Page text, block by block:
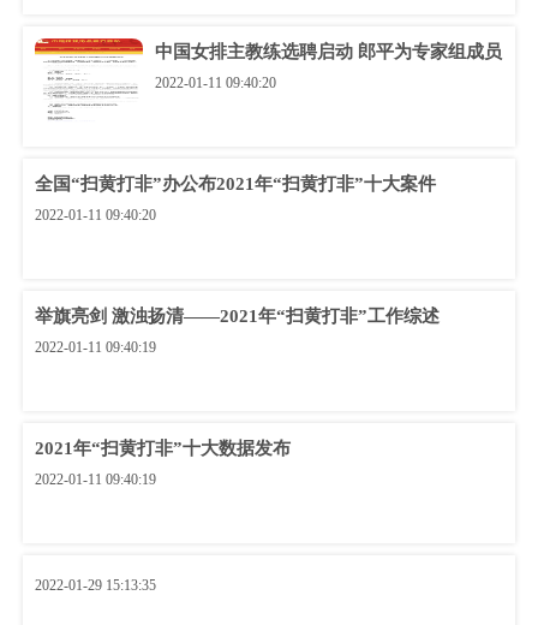
中国女排主教练选聘启动 郎平为专家组成员
2022-01-11 09:40:20
全国“扫黄打非”办公布2021年“扫黄打非”十大案件
2022-01-11 09:40:20
举旗亮剑 激浊扬清——2021年“扫黄打非”工作综述
2022-01-11 09:40:19
2021年“扫黄打非”十大数据发布
2022-01-11 09:40:19
2022-01-29 15:13:35